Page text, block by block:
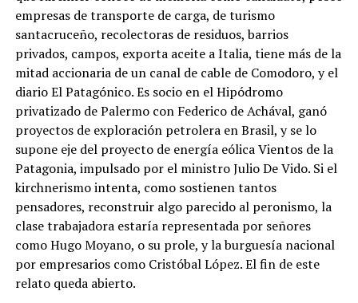
empresas de transporte de carga, de turismo
santacruceño, recolectoras de residuos, barrios
privados, campos, exporta aceite a Italia, tiene más de la
mitad accionaria de un canal de cable de Comodoro, y el
diario El Patagónico. Es socio en el Hipódromo
privatizado de Palermo con Federico de Achával, ganó
proyectos de exploración petrolera en Brasil, y se lo
supone eje del proyecto de energía eólica Vientos de la
Patagonia, impulsado por el ministro Julio De Vido. Si el
kirchnerismo intenta, como sostienen tantos
pensadores, reconstruir algo parecido al peronismo, la
clase trabajadora estaría representada por señores
como Hugo Moyano, o su prole, y la burguesía nacional
por empresarios como Cristóbal López. El fin de este
relato queda abierto.